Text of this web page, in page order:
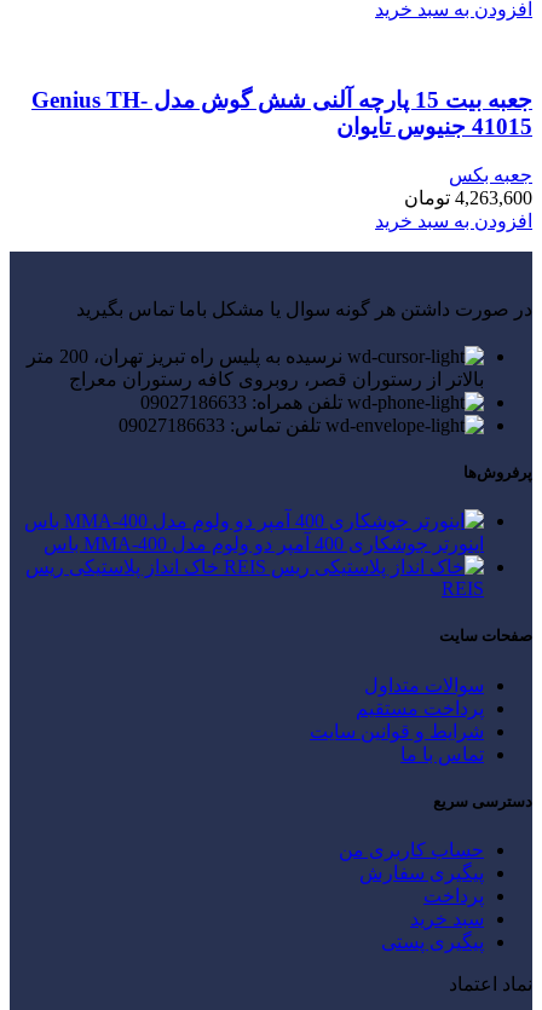
افزودن به سبد خرید
جعبه بیت 15 پارچه آلنی شش گوش مدل Genius TH-
41015 جنیوس تایوان
جعبه بکس
4,263,600 تومان
افزودن به سبد خرید
در صورت داشتن هر گونه سوال یا مشکل باما تماس بگیرید
نرسیده به پلیس راه تبریز تهران، 200 متر
بالاتر از رستوران قصر، روبروی کافه رستوران معراج
تلفن همراه: 09027186633
تلفن تماس: 09027186633
پرفروش‌ها
اینورتر جوشکاری 400 آمپر دو ولوم مدل MMA-400 باس
خاک انداز پلاستیکی ریس
REIS
صفحات سایت
سوالات متداول
پرداخت مستقیم
شرایط و قوانین سایت
تماس با ما
دسترسی سریع
حساب کاربری من
پیگیری سفارش
پرداخت
سبد خرید
پیگیری پستی
نماد اعتماد